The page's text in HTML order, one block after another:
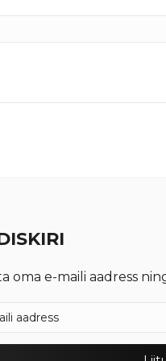
oma e-maili aadress